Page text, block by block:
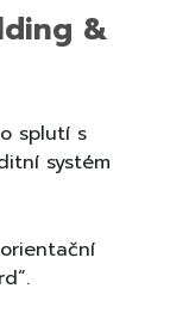
&
splutí s
systém